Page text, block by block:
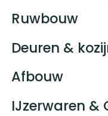
Ruwbouw
Deuren &
Afbouw
IJzerwaren &